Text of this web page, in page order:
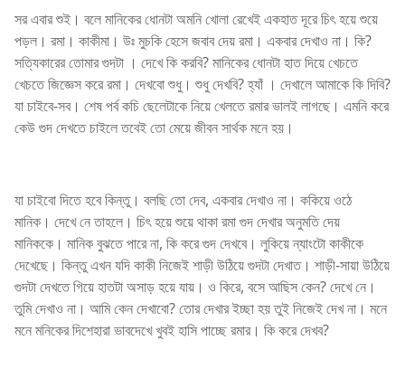
সর এবার শুই। বলে মানিকের ধোনটা অমনি খোলা রেখেই একহাত দূরে চিৎ হয়ে শুয়ে
পড়ল। রমা। কাকীমা। উঃ মুচকি হেসে জবাব দেয় রমা। একবার দেখাও না। কি?
সত্যিকারের তোমার গুদটা । দেখে কি করবি? মানিকের ধোনটা হাত দিয়ে খেচতে
খেচতে জিজ্ঞেস করে রমা। দেখবো শুধু। শুধু দেখবি? হ্যাঁ । দেখালে আমাকে কি দিবি?
যা চাইবে-সব। শেষ পর্ব কচি ছেলেটাকে নিয়ে খেলতে রমার ভালই লাগছে। এমনি করে
কেউ গুদ দেখতে চাইলে তবেই তো মেয়ে জীবন সার্থক মনে হয়।
যা চাইবো দিতে হবে কিন্তু। বলছি তো দেব, একবার দেখাও না। ককিয়ে ওঠে
মানিক। দেখে নে তাহলে। চিৎ হয়ে শুয়ে থাকা রমা গুদ দেখার অনুমতি দেয়
মানিককে। মানিক বুঝতে পারে না, কি করে গুদ দেখবে। লুকিয়ে ন্যাংটো কাকীকে
দেখেছে। কিন্তু এখন যদি কাকী নিজেই শাড়ী উঠিয়ে গুদটা দেখাত। শাড়ী-সায়া উঠিয়ে
গুদটা দেখতে গিয়ে হাতটা অসাড় হয়ে যায়। ও কিরে, বসে আছিস কেন? দেখে নে।
তুমি দেখাও না। আমি কেন দেখাবো? তোর দেখার ইচ্ছা হয় তুই নিজেই দেখ না। মনে
মনে মনিকের দিশেহারা ভাবদেখে খুবই হাসি পাচ্ছে রমার। কি করে দেখব?